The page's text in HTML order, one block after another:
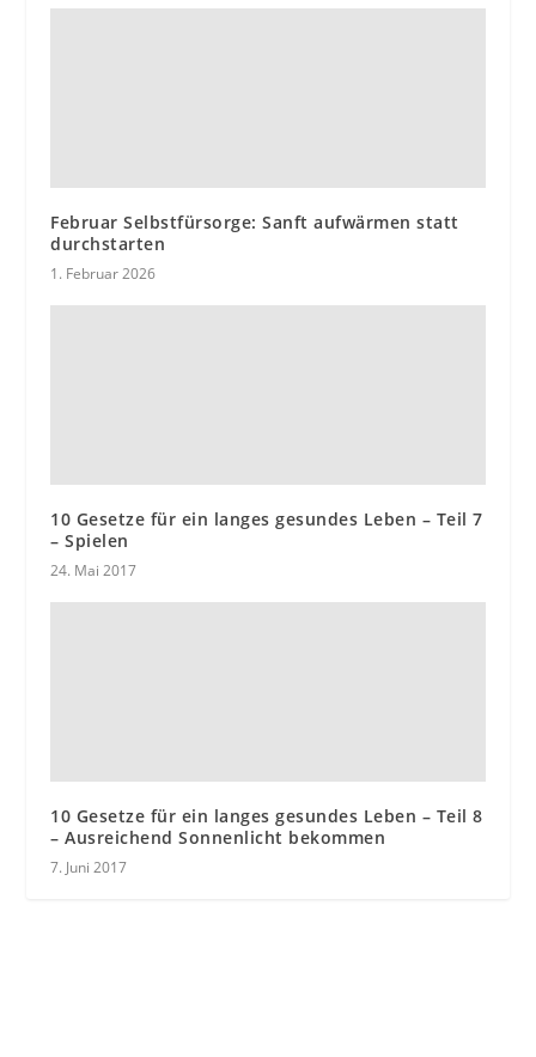
Februar Selbstfürsorge: Sanft aufwärmen statt
durchstarten
1. Februar 2026
10 Gesetze für ein langes gesundes Leben – Teil 7
– Spielen
24. Mai 2017
10 Gesetze für ein langes gesundes Leben – Teil 8
– Ausreichend Sonnenlicht bekommen
7. Juni 2017